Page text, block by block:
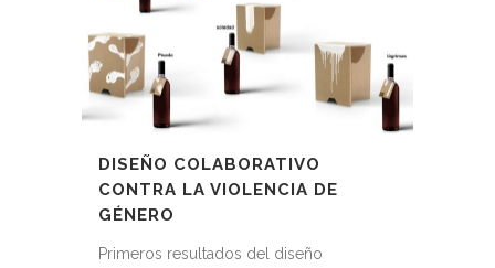
DISEÑO COLABORATIVO
CONTRA LA VIOLENCIA DE
GÉNERO
Primeros resultados del diseño